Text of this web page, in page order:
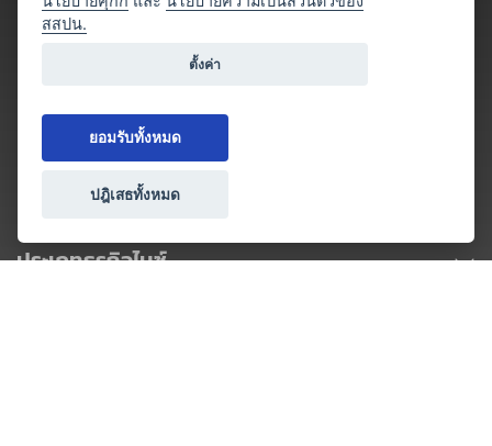
ประเภทธุรกิจไมซ์
สสปน.
ตั้งค่า
ยอมรับทั้งหมด
ปฎิเสธทั้งหมด